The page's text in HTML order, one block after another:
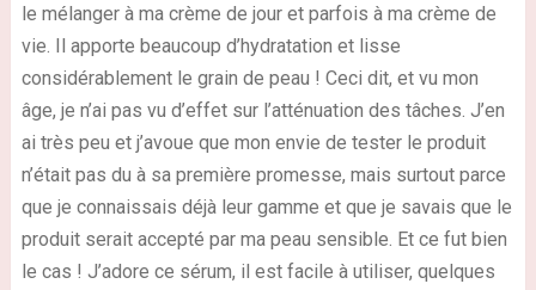
le mélanger à ma crème de jour et parfois à ma crème de
vie. Il apporte beaucoup d’hydratation et lisse
considérablement le grain de peau ! Ceci dit, et vu mon
âge, je n’ai pas vu d’effet sur l’atténuation des tâches. J’en
ai très peu et j’avoue que mon envie de tester le produit
n’était pas du à sa première promesse, mais surtout parce
que je connaissais déjà leur gamme et que je savais que le
produit serait accepté par ma peau sensible. Et ce fut bien
le cas ! J’adore ce sérum, il est facile à utiliser, quelques